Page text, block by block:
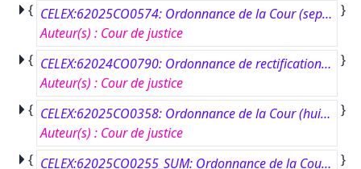
{
CELEX:62025CO0574: Ordonnance de la Cour (septième chambre) du 10 juillet 2026.#Balneari Rimini contre Comune di Rimini.#Renvoi préjudiciel – Article 53, paragraphe 2, et article 94, sous a) et c), du règlement de procédure de la Cour – Exigence d’indication des raisons justifiant la nécessité d’une réponse par la Cour – Irrecevabilité manifeste partielle – Article 99 du règlement de procédure – Réponse pouvant être clairement déduite de la jurisprudence – Directive 2006/123/CE – Article 12, paragraphes 1 et 2 – Directive 2014/23/UE – Champ d’application – Concessions domaniales maritimes exploitées à des fins touristico-récréatives – Action indemnitaire – Réglementation prévoyant la prorogation automatique de ces concessions – Rareté des ressources naturelles – Autorité compétente pour apprécier cette rareté.#Affaire C-574/25.
Auteur(s) : Cour de justice
}
{
CELEX:62024CO0790: Ordonnance de rectification du 20 juillet 2026.#International Management Group (IMG) contre Commission européenne.#Rectification d’arrêt.#Affaire C-790/24 P.
Auteur(s) : Cour de justice
}
{
CELEX:62025CO0358: Ordonnance de la Cour (huitième chambre) du 16 juillet 2026.#M.O.#Renvoi préjudiciel – Article 53, paragraphe 2, du règlement de procédure de la Cour – Directive (UE) 2017/1132 – Publicité et actualisation des indications concernant les sociétés – Cessation des fonctions par des membres du conseil d’administration – Fondation – Inapplicabilité – Article 47 de la charte des droits fondamentaux de l’Union européenne – Absence de mise en œuvre du droit de l’Union – Irrecevabilité manifeste.#Affaire C-358/25.
Auteur(s) : Cour de justice
}
{
CELEX:62025CO0255_SUM: Ordonnance de la Cour (septième chambre) du 29 juin 2026.#Technikes Anaktisis kai Diachorismou AE (ECORESET AE) contre Perifereia Attikis.#Renvoi préjudiciel – Article 99 du règlement de procédure de la Cour – Réponse pouvant être clairement déduite de la jurisprudence – Régime d’aides à l’investissement privé – Régime d’aides compatible avec le marché intérieur – Refus par l’autorité compétente d’octroyer une aide au titre de ce régime – Recours juridictionnel tendant à l’annulation de cette décision de refus – Effet rétroactif d’une éventuelle annulation juridictionnelle de ladite décision de refus – Expiration, au cours de la procédure juridictionnelle, du délai prévu pour l’octroi d’une aide au titre dudit régime d’aides – Date à laquelle l’aide concernée est réputée avoir été accordée – Article 47 de la charte des droits fondamentaux de l’Union européenne – Droit à un recours juridictionnel effectif – Règlement (UE) 2015/1589 – Article 1er – Aide existante.#Affaire C-255/25. }